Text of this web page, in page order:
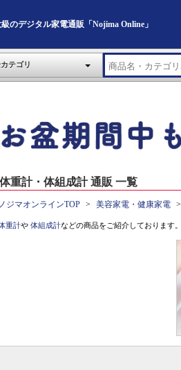
のデジタル家電通販「Nojima Online」
テゴリ
体重計・体組成計 通販 一覧
ノジマオンラインTOP 美容家電・健康家電
重計や 体組成計などの商品をご紹介しております。